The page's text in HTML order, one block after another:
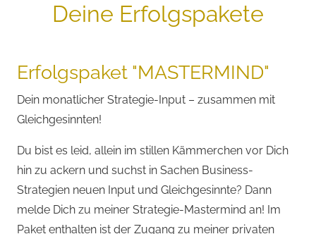
Deine Erfolgspakete
Erfolgspaket "MASTERMIND"
Dein monatlicher Strategie-Input – zusammen mit
Gleichgesinnten!
Du bist es leid, allein im stillen Kämmerchen vor Dich
hin zu ackern und suchst in Sachen Business-
Strategien neuen Input und Gleichgesinnte? Dann
melde Dich zu meiner Strategie-Mastermind an! Im
Paket enthalten ist der Zugang zu meiner privaten